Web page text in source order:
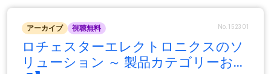
アーカイブ 視聴無料 No.152301
ロチェスターエレクトロニクスのソ
リューション ～ 製品カテゴリーお...